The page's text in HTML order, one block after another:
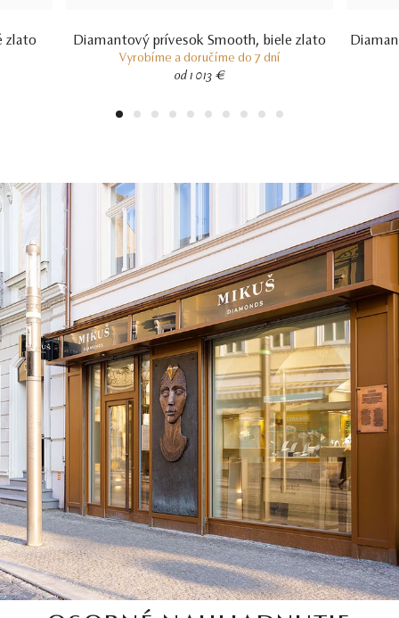
zlato Diamantový prívesok Smooth, biele zlato
Vyrobíme a doručíme do 7 dní
od 1 013 €
1 2 3 4 5 6 7 8 9 10